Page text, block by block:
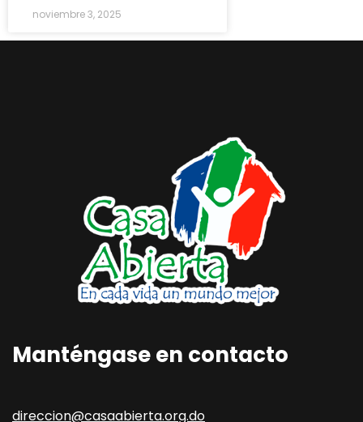
noviembre 3, 2025
Manténgase en contacto
direccion@casaabierta.org.do